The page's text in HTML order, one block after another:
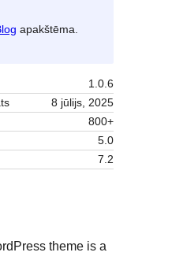
apakštēma.
1.0.6
8 jūlijs, 2025
800+
5.0
7.2
theme is a